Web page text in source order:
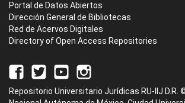
Portal de Datos Abiertos
Dirección General de Bibliotecas
Red de Acervos Digitales
Directory of Open Access Repositories
Repositorio Universitario Jurídicas RU-IIJ D.R.